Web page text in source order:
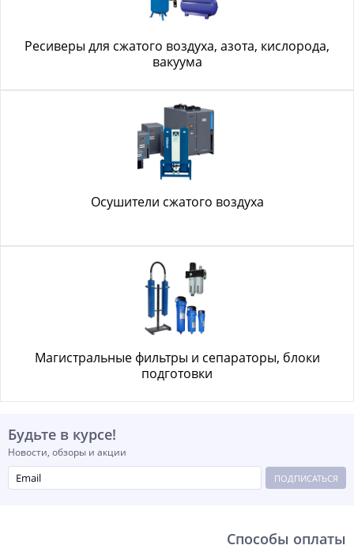
Ресиверы для сжатого воздуха, азота, кислорода,
вакуума
Осушители сжатого воздуха
Магистральные фильтры и сепараторы, блоки
подготовки
Будьте в курсе!
Новости, обзоры и акции
ПОДПИСАТЬСЯ
Способы оплаты